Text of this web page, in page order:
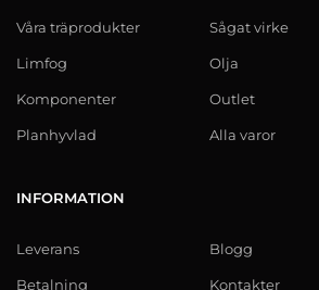
Våra träprodukter
Limfog
Komponenter
Planhyvlad
Sågat virke
Olja
Outlet
Alla varor
INFORMATION
Leverans
Betalning
Blogg
Kontakter